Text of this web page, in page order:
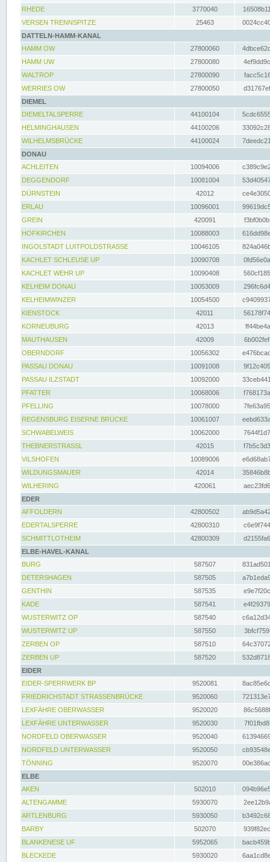
RHEDE
3770040
VERSEN TRENNSPITZE
25463
DATTELN-HAMM-KANAL
HAMM OW
27800060
HAMM UW
27800080
WALTROP
27800090
WERRIES OW
27800050
DIEMEL
DIEMELTALSPERRE
44100104
HELMINGHAUSEN
44100206
WILHELMSBRÜCKE
44100024
DONAU
ACHLEITEN
10094006
DEGGENDORF
10081004
DÜRNSTEIN
42012
ERLAU
10096001
GREIN
420091
HOFKIRCHEN
10088003
INGOLSTADT LUITPOLDSTRASSE
10046105
KACHLET SCHLEUSE UP
10090708
KACHLET WEHR UP
10090408
KELHEIM DONAU
10053009
KELHEIMWINZER
10054500
KIENSTOCK
42011
KORNEUBURG
42013
MAUTHAUSEN
42009
OBERNDORF
10056302
PASSAU DONAU
10091008
PASSAU ILZSTADT
10092000
PFATTER
10068006
PFELLING
10078000
REGENSBURG EISERNE BRÜCKE
10061007
SCHWABELWEIS
10062000
THEBNERSTRASSL
42015
VILSHOFEN
10089006
WILDUNGSMAUER
42014
WILHERING
420061
EDER
AFFOLDERN
42800502
EDERTALSPERRE
42800310
SCHMITTLOTHEIM
42800309
ELBE-HAVEL-KANAL
BURG
587507
DETERSHAGEN
587505
GENTHIN
587535
KADE
587541
WUSTERWITZ OP
587540
WUSTERWITZ UP
587550
ZERBEN OP
587510
ZERBEN UP
587520
EIDER
EIDER-SPERRWERK BP
9520081
FRIEDRICHSTADT STRASSENBRÜCKE
9520060
LEXFÄHRE OBERWASSER
9520020
LEXFÄHRE UNTERWASSER
9520030
NORDFELD OBERWASSER
9520040
NORDFELD UNTERWASSER
9520050
TÖNNING
9520070
ELBE
AKEN
502010
ALTENGAMME
5930070
ARTLENBURG
5930050
BARBY
502070
BLANKENESE UF
5952065
BLECKEDE
5930020